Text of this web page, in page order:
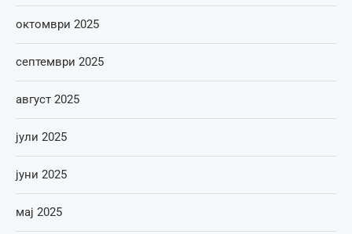
октомври 2025
септември 2025
август 2025
јули 2025
јуни 2025
мај 2025